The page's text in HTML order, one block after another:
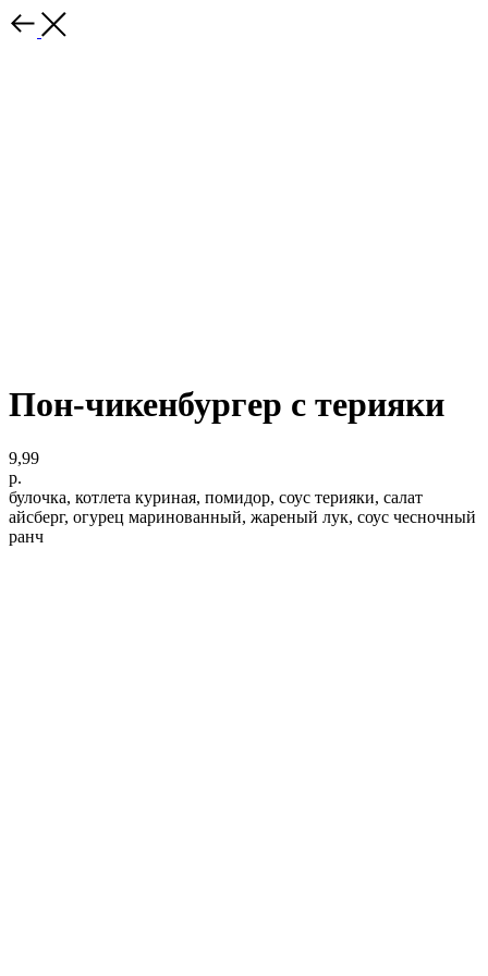
Пон-чикенбургер с терияки
9,99
р.
булочка, котлета куриная, помидор, соус терияки, салат
айсберг, огурец маринованный, жареный лук, соус чесночный
ранч